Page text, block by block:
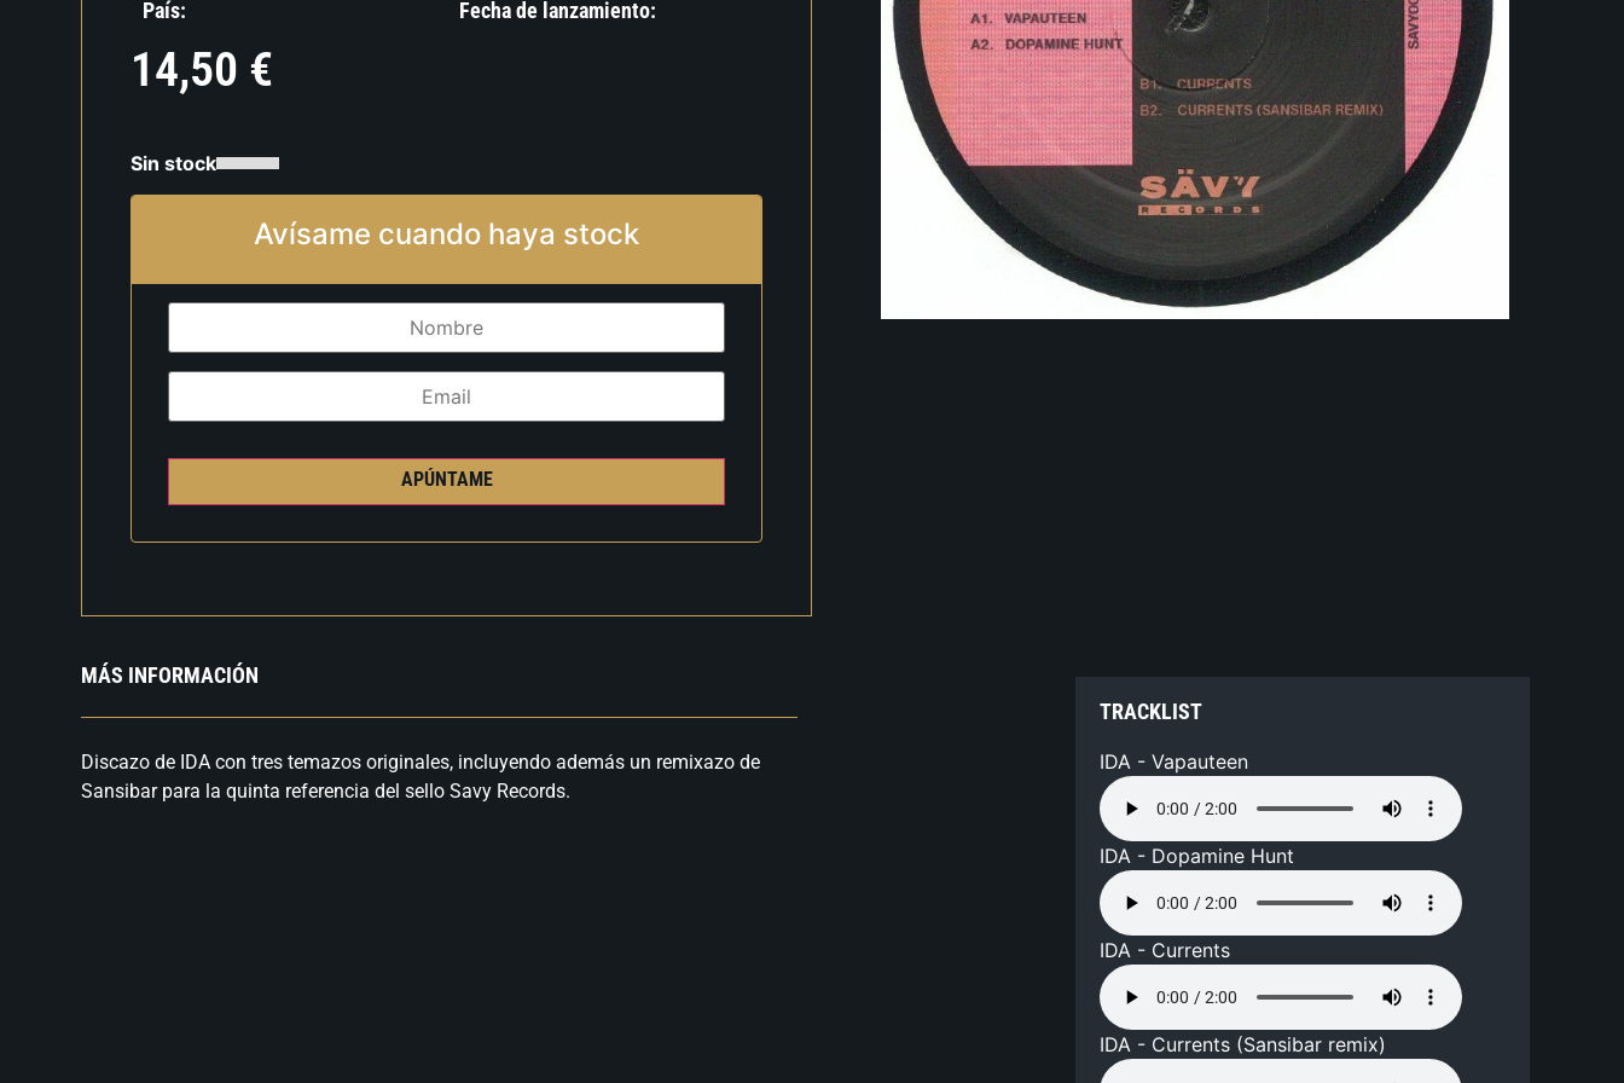
País: Fecha de lanzamiento:
14,50 €
Sin stock
Avísame cuando haya stock
APÚNTAME
MÁS INFORMACIÓN
Discazo de IDA con tres temazos originales, incluyendo además un remixazo de
Sansibar para la quinta referencia del sello Savy Records.
TRACKLIST
IDA - Vapauteen
IDA - Dopamine Hunt
IDA - Currents
IDA - Currents (Sansibar remix)